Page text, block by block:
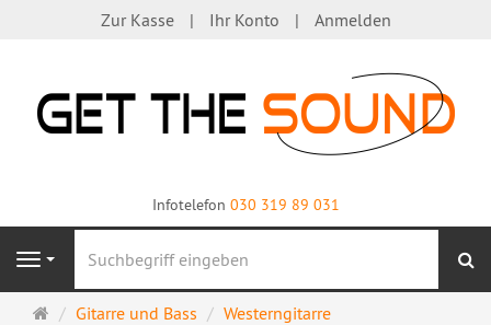
Zur Kasse Ihr Konto Anmelden
Infotelefon 030 319 89 031
Navigation
Startseite
Gitarre und Bass
Westerngitarre